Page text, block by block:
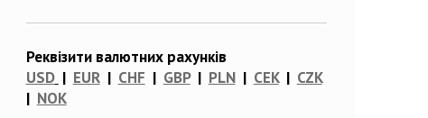
Реквізити валютних рахунків
USD | EUR| CHF | GBP| PLN| CEK| CZK
| NOK